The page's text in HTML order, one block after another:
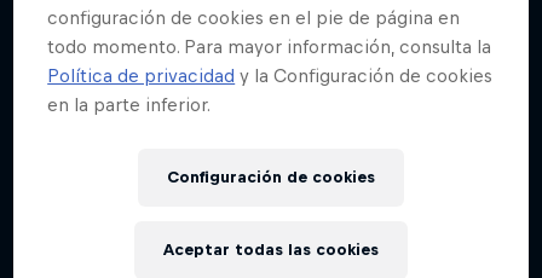
Red Bull Batalla Final Torneo de Plazas
2026
Lima, Peru
configuración de cookies en el pie de página en
todo momento. Para mayor información, consulta la
Política de privacidad y la Configuración de cookies
en la parte inferior.
Configuración de cookies
Aceptar todas las cookies